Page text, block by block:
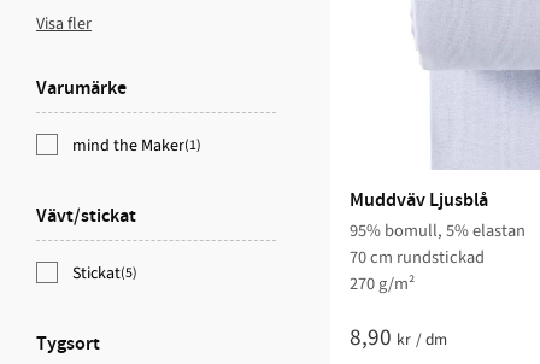
Visa fler
Varumärke
mind the Maker(1)
Vävt/stickat
Stickat(5)
Tygsort
Muddväv Ljusblå
95% bomull, 5% elastan
70 cm rundstickad
270 g/m²
8,90 kr /dm